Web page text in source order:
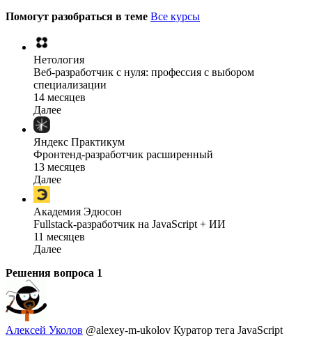
Помогут разобраться в теме Все курсы
Нетология
Веб-разработчик с нуля: профессия с выбором
специализации
14 месяцев
Далее
Яндекс Практикум
Фронтенд-разработчик расширенный
13 месяцев
Далее
Академия Эдюсон
Fullstack-разработчик на JavaScript + ИИ
11 месяцев
Далее
Решения вопроса 1
Алексей Уколов @alexey-m-ukolov Куратор тега JavaScript